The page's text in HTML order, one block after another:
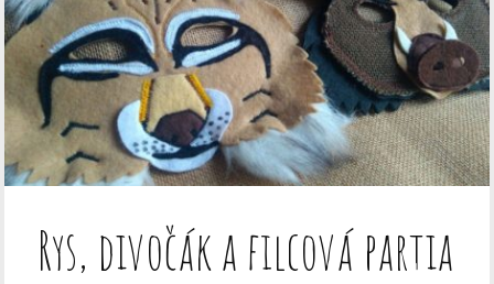
Rys, divočák a filcová partia